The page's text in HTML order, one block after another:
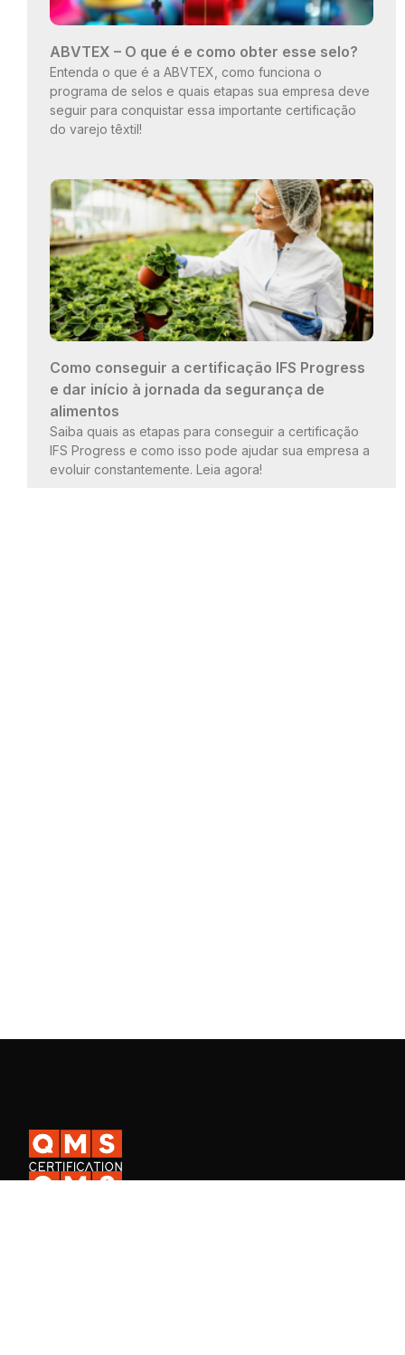
ABVTEX – O que é e como obter esse selo?
Entenda o que é a ABVTEX, como funciona o
programa de selos e quais etapas sua empresa deve
seguir para conquistar essa importante certificação
do varejo têxtil!
Como conseguir a certificação IFS Progress
e dar início à jornada da segurança de
alimentos
Saiba quais as etapas para conseguir a certificação
IFS Progress e como isso pode ajudar sua empresa a
evoluir constantemente. Leia agora!